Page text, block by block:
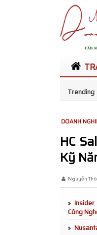
Trending
DOANH
HC
Kỹ
Nguyễn
Insider
Công